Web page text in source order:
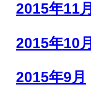
2015年11月
2015年10月
2015年9月